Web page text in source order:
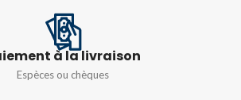
à la livraison
Espèces ou chèques